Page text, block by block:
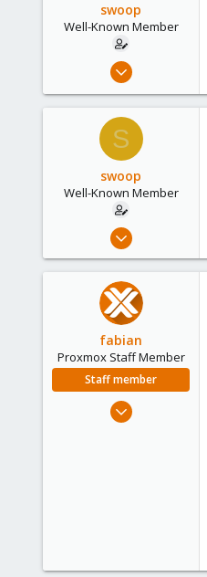
swoop
Well-Known Member
Mar 25, 2021
5
S
swoop
Well-Known Member
Mar 25, 2021
5
fabian
Proxmox Staff Member
Staff member